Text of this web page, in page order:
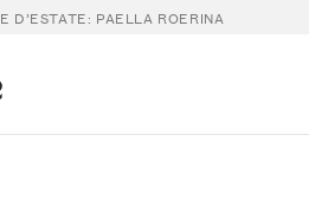
D’ESTATE: PAELLA ROERINA